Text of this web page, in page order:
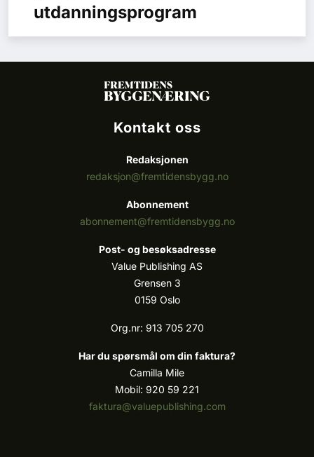
utdanningsprogram
Kontakt oss
Redaksjonen
redaksjon@fremtidensbygg.no
Abonnement
abonnement@fremtidensbygg.no
Post- og besøksadresse
Value Publishing AS
Grensen 3
0159 Oslo
Org.nr: 913 705 270
Har du spørsmål om din faktura?
Camilla Mile
Mobil: 920 59 221
faktura@valuepublishing.com